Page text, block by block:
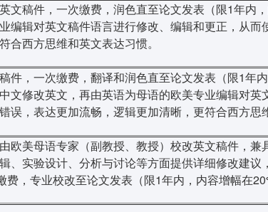
文稿件，一次缴费，润色直至论文发表（限1年内
编辑对英文稿件语言进行修改、编辑和更正，从而
合西方思维和英文表达习惯。
件，一次缴费，翻译和润色直至论文发表（限1年
文修改英文，再由英语为母语的欧美专业编辑对英
误，表达更加流畅，逻辑更加清晰，更符合西方思
欧美母语专家（副教授、教授）校改英文稿件，兼
、实验设计、分析与讨论等方面提供详细修改建议
，专业校改至论文发表（限1年内，内容增幅在